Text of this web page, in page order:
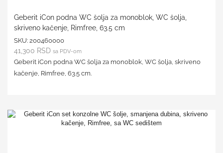
Geberit iCon podna WC šolja za monoblok, WC šolja,
skriveno kačenje, Rimfree, 63.5 cm
SKU: 200460000
41,300 RSD sa PDV-om
Geberit iCon podna WC šolja za monoblok, WC šolja, skriveno
kačenje, Rimfree, 63.5 cm.